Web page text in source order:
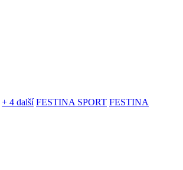
+ 4 další FESTINA SPORT FESTINA